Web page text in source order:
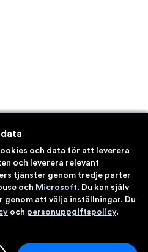
och data för att leverera
och leverera relevant
tjänster genom tredje parter
och Microsoft. Du kan själv
att välja inställningar. Du
och personuppgiftspolicy.